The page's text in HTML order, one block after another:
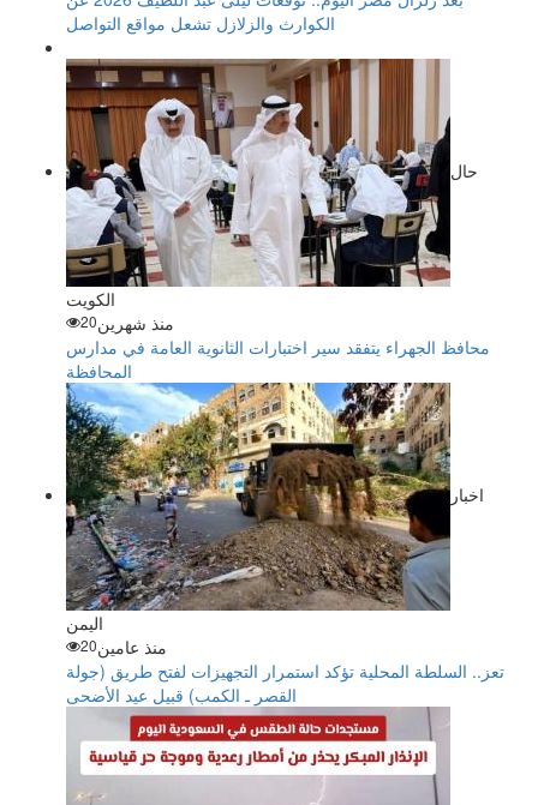
الكوارث والزلازل تشعل مواقع التواصل
حال
الكويت
منذ شهرين20
محافظ الجهراء يتفقد سير اختبارات الثانوية العامة في مدارس
المحافظة
اخبار
اليمن
منذ عامين20
تعز.. السلطة المحلية تؤكد استمرار التجهيزات لفتح طريق (جولة
القصر ـ الكمب) قبيل عيد الأضحى